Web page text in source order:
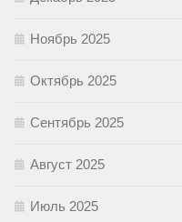
Ноябрь 2025
Октябрь 2025
Сентябрь 2025
Август 2025
Июль 2025